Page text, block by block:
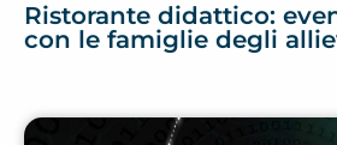
Ristorante didattico:
con le famiglie degli